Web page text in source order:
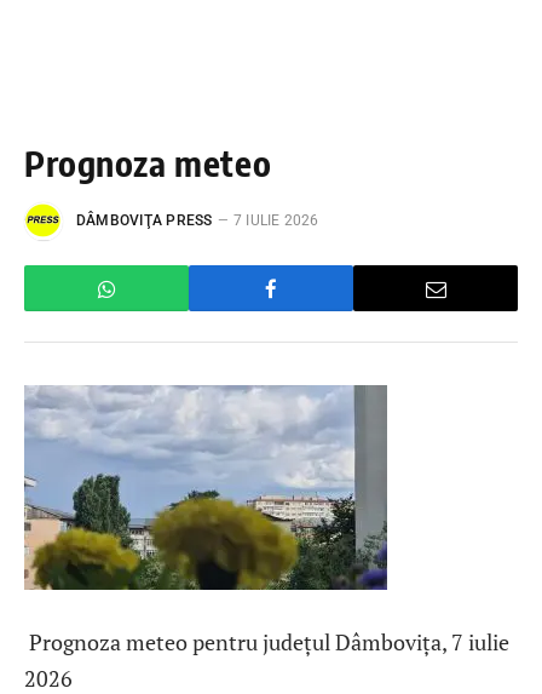
Prognoza meteo
DÂMBOVIŢA PRESS 7 IULIE 2026
Prognoza meteo pentru județul Dâmbovița, 7 iulie
2026